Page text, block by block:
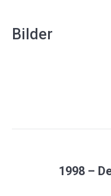
Bilder
1998 –